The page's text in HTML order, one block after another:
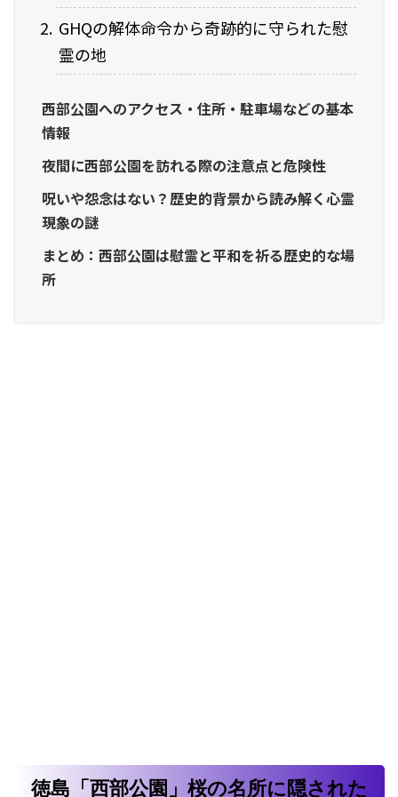
GHQの解体命令から奇跡的に守られた慰
霊の地
西部公園へのアクセス・住所・駐車場などの基本
情報
夜間に西部公園を訪れる際の注意点と危険性
呪いや怨念はない？歴史的背景から読み解く心霊
現象の謎
まとめ：西部公園は慰霊と平和を祈る歴史的な場
所
徳島「西部公園」桜の名所に隠された